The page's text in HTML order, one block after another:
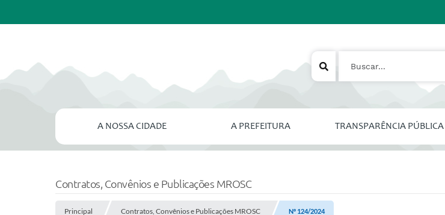
A NOSSA CIDADE A PREFEITURA TRANSPARÊNCIA PÚBLICA
Contratos, Convênios e Publicações MROSC
Principal Contratos, Convênios e Publicações MROSC Nº 124/2024